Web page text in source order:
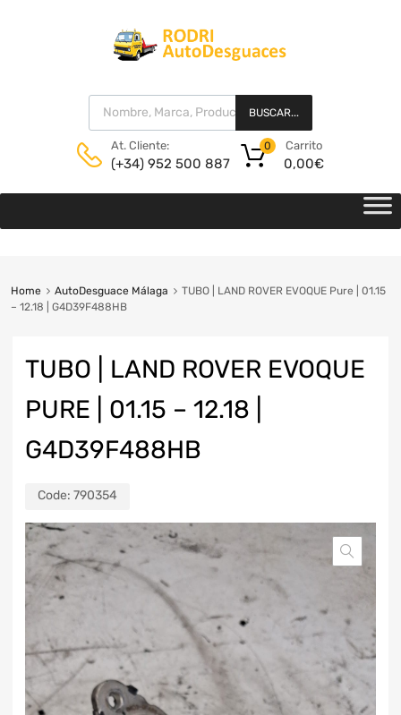
BUSCAR...
At. Cliente:
(+34) 952 500 887
Carrito
0,00€
0
Home AutoDesguace Málaga
TUBO | LAND ROVER EVOQUE Pure | 01.15
– 12.18 | G4D39F488HB
TUBO | LAND ROVER EVOQUE
PURE | 01.15 – 12.18 |
G4D39F488HB
Code: 790354